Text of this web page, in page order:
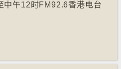
中午12时FM92.6香港电台